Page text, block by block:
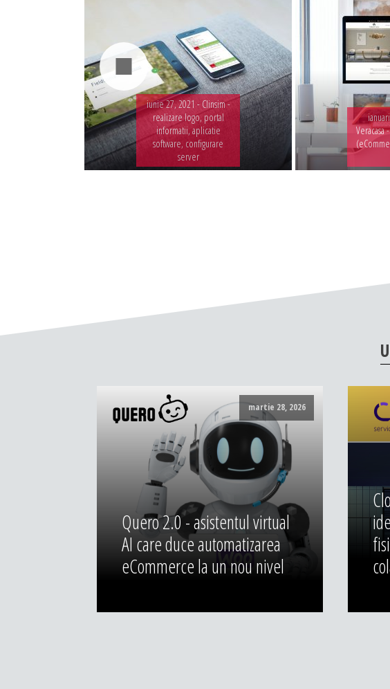
iunie 27, 2021 - Clinsim -
realizare logo, portal
informatii, aplicatie
software, configurare
server
Veracasa
martie 28, 2026
Quero 2.0 - asistentul virtual
AI care duce automatizarea
eCommerce la un nou nivel